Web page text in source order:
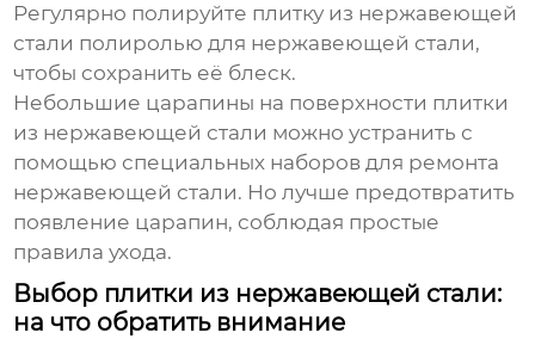
Регулярно полируйте плитку из нержавеющей
стали полиролью для нержавеющей стали,
чтобы сохранить её блеск.
Небольшие царапины на поверхности плитки
из нержавеющей стали можно устранить с
помощью специальных наборов для ремонта
нержавеющей стали. Но лучше предотвратить
появление царапин, соблюдая простые
правила ухода.
Выбор плитки из нержавеющей стали:
на что обратить внимание